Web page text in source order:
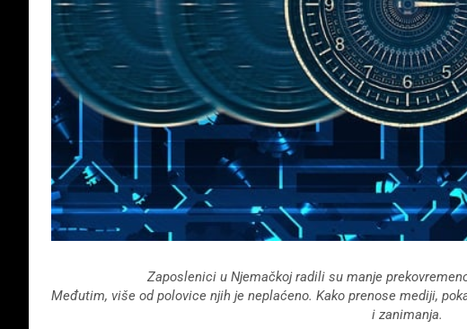
Zaposlenici u Njemačkoj radili su manje
Međutim, više od polovice njih je neplaćeno. Kako prenose mediji,
i zanimanja.